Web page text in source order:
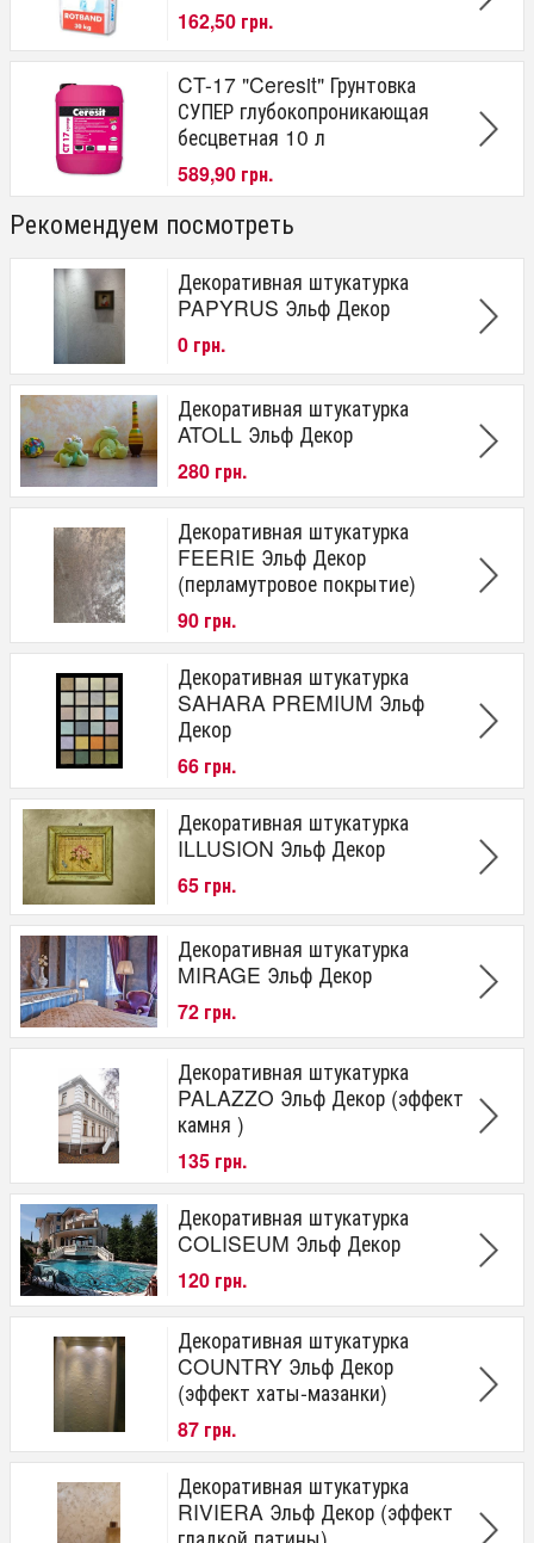
162,50 грн.
CT-17 "Ceresit" Грунтовка
СУПЕР глубокопроникающая
бесцветная 10 л
589,90 грн.
Рекомендуем посмотреть
Декоративная штукатурка
PAPYRUS Эльф Декор
0 грн.
Декоративная штукатурка
ATOLL Эльф Декор
280 грн.
Декоративная штукатурка
FEERIE Эльф Декор
(перламутровое покрытие)
90 грн.
Декоративная штукатурка
SAHARA PREMIUM Эльф
Декор
66 грн.
Декоративная штукатурка
ILLUSION Эльф Декор
65 грн.
Декоративная штукатурка
MIRAGE Эльф Декор
72 грн.
Декоративная штукатурка
PALAZZO Эльф Декор (эффект
камня )
135 грн.
Декоративная штукатурка
COLISEUM Эльф Декор
120 грн.
Декоративная штукатурка
COUNTRY Эльф Декор
(эффект хаты-мазанки)
87 грн.
Декоративная штукатурка
RIVIERA Эльф Декор (эффект